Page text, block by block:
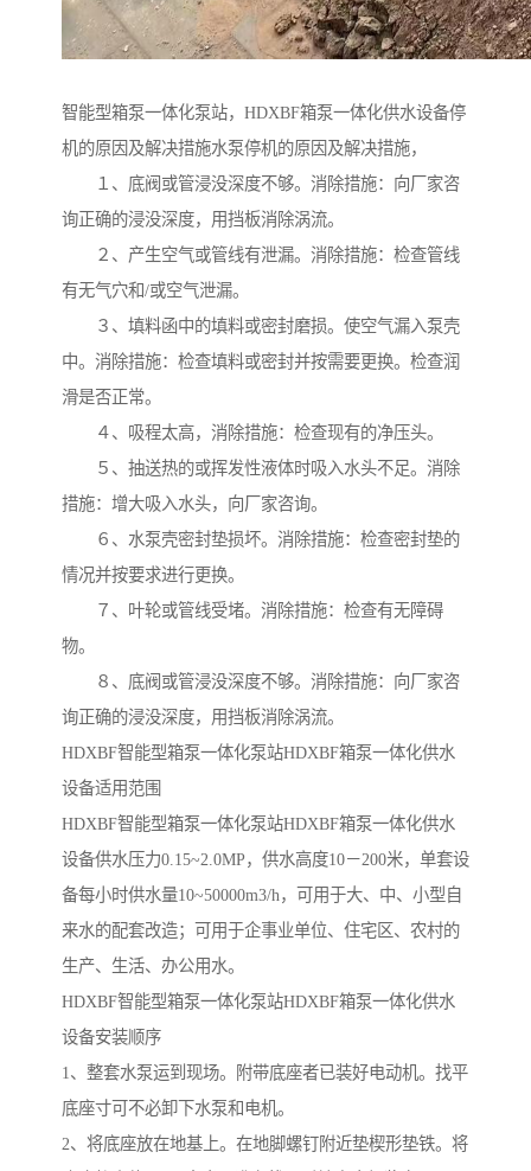
智能型箱泵一体化泵站，HDXBF箱泵一体化供水设备停
机的原因及解决措施水泵停机的原因及解决措施，
１、底阀或管浸没深度不够。消除措施：向厂家咨
询正确的浸没深度，用挡板消除涡流。
２、产生空气或管线有泄漏。消除措施：检查管线
有无气穴和/或空气泄漏。
３、填料函中的填料或密封磨损。使空气漏入泵壳
中。消除措施：检查填料或密封并按需要更换。检查润
滑是否正常。
４、吸程太高，消除措施：检查现有的净压头。
５、抽送热的或挥发性液体时吸入水头不足。消除
措施：增大吸入水头，向厂家咨询。
６、水泵壳密封垫损坏。消除措施：检查密封垫的
情况并按要求进行更换。
７、叶轮或管线受堵。消除措施：检查有无障碍
物。
８、底阀或管浸没深度不够。消除措施：向厂家咨
询正确的浸没深度，用挡板消除涡流。
HDXBF智能型箱泵一体化泵站HDXBF箱泵一体化供水
设备适用范围
HDXBF智能型箱泵一体化泵站HDXBF箱泵一体化供水
设备供水压力0.15~2.0MP，供水高度10－200米，单套设
备每小时供水量10~50000m3/h，可用于大、中、小型自
来水的配套改造；可用于企事业单位、住宅区、农村的
生产、生活、办公用水。
HDXBF智能型箱泵一体化泵站HDXBF箱泵一体化供水
设备安装顺序
1、整套水泵运到现场。附带底座者已装好电动机。找平
底座寸可不必卸下水泵和电机。
2、将底座放在地基上。在地脚螺钉附近垫楔形垫铁。将